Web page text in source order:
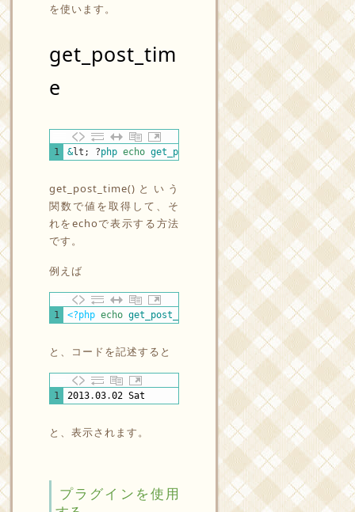
を使います。
get_post_tim
e
PHP
1 &lt ; ?php echo get_post_time ) &gt
get_post_time()という
関数で値を取得して、そ
れをechoで表示する方法
です。
例えば
PHP
1 <?php echo get_post_time 'Y.m.d D' ?>
と、コードを記述すると
XHTML
1 2013.03.02 Sat
と、表示されます。
プラグインを使用